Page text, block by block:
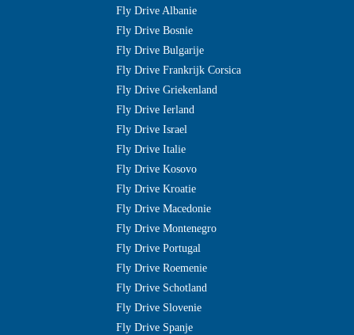
Fly Drive Albanie
Fly Drive Bosnie
Fly Drive Bulgarije
Fly Drive Frankrijk Corsica
Fly Drive Griekenland
Fly Drive Ierland
Fly Drive Israel
Fly Drive Italie
Fly Drive Kosovo
Fly Drive Kroatie
Fly Drive Macedonie
Fly Drive Montenegro
Fly Drive Portugal
Fly Drive Roemenie
Fly Drive Schotland
Fly Drive Slovenie
Fly Drive Spanje